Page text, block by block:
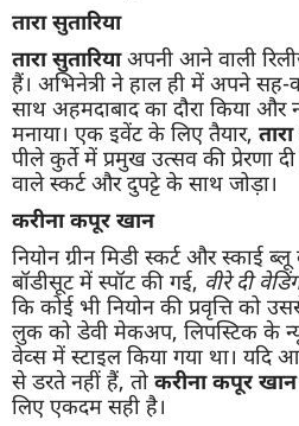
तारा सुतारिया
तारा सुतारियाअपनी आने वाली
हैं। अभिनेत्री ने हाल ही में अपने सह-
साथ अहमदाबाद का दौरा किया और
मनाया। एक इवेंट के लिए तैयार, तारा
पीले कुर्ते में प्रमुख उत्सव की
वाले स्कर्ट और दुपट्टे के साथ जोड़ा।
करीना कपूर खान
नियोन ग्रीन मिडी स्कर्ट और स्काई
बॉडीसूट में स्पॉट की गई, वीरे दी
कि कोई भी नियोन की प्रवृत्ति को
लुक को डेवी मेकअप, लिपस्टिक के
वेव्स में स्टाइल किया गया था।
से डरते नहीं हैं, तो करीना कपूर खान
लिए एकदम सही है।